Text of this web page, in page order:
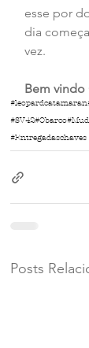
esse por
dia
vez.
Bem
#leopardcatamaran
#SV42#Obarco
#Entregadaschaves
Posts